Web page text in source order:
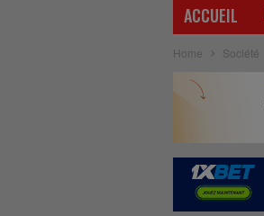
ACCUEIL
Home Société